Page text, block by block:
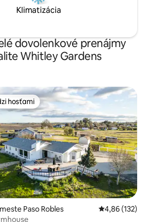
Klimatizácia
dovolenkové prenájmy
Whitley Gardens
hosťami
hosťami
Paso Robles Priemerné
4,86 (132)